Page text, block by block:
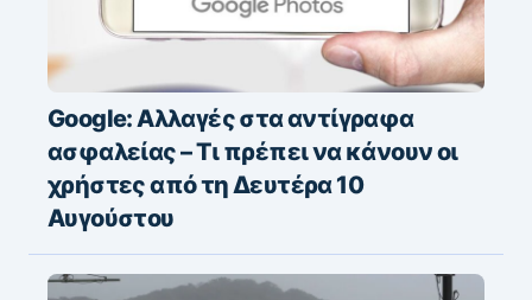
Google: Αλλαγές στα αντίγραφα
ασφαλείας – Τι πρέπει να κάνουν οι
χρήστες από τη Δευτέρα 10
Αυγούστου